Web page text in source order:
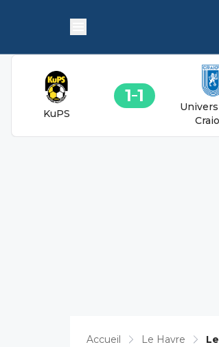
KuPS
1 1
Accueil Le Havre